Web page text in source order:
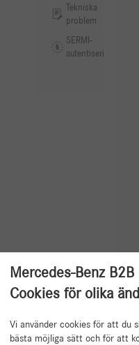
Tekniska
problem
SERMI-
autentisering
Mercedes-Benz
Cookies för olika
Vi använder cookies för att du
bästa möjliga sätt och för att